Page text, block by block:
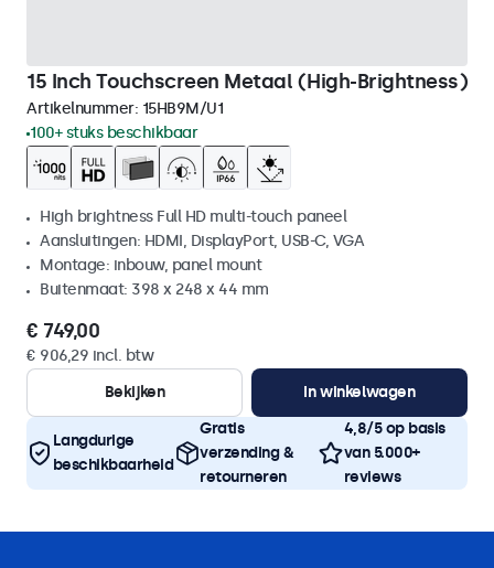
15 Inch Touchscreen Metaal (High-Brightness)
Artikelnummer: 15HB9M/U1
100+ stuks beschikbaar
High brightness Full HD multi-touch paneel
Aansluitingen: HDMI, DisplayPort, USB-C, VGA
Montage: inbouw, panel mount
Buitenmaat: 398 x 248 x 44 mm
€ 749,00
€ 906,29 incl. btw
Bekijken
In winkelwagen
Langdurige
beschikbaarheid
Gratis
verzending &
retourneren
4,8/5 op basis
van 5.000+
reviews